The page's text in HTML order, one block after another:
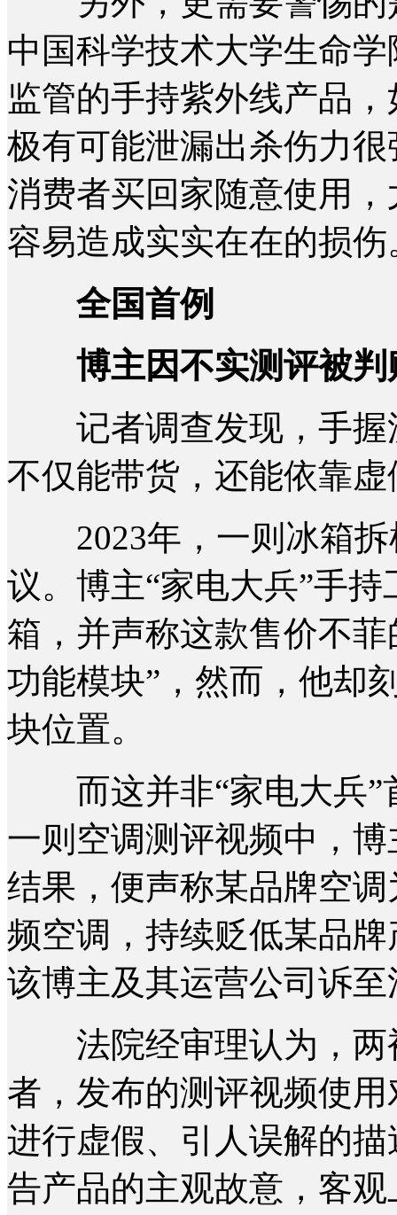
中国科学技术大学生命
监管的手持紫外线产品
极有可能泄漏出杀伤力
消费者买回家随意使用
容易造成实实在在的损伤
全国首例
博主因不实测评被判
记者调查发现，手握
不仅能带货，还能依靠
2023年，一则冰箱拆
议。博主“家电大兵”手
箱，并声称这款售价不
功能模块”，然而，他却
块位置。
而这并非“家电大兵”
一则空调测评视频中，
结果，便声称某品牌空
频空调，持续贬低某品
该博主及其运营公司诉至
法院经审理认为，两
者，发布的测评视频使
进行虚假、引人误解的
告产品的主观故意，客